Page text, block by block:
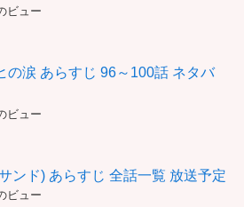
ビュー
の涙 あらすじ 96～100話 ネタバ
ビュー
ンド) あらすじ 全話一覧 放送予定
ビュー